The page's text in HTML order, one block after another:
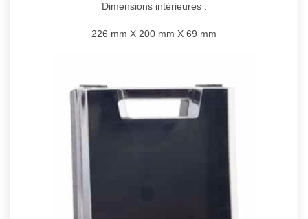
Dimensions intérieures :
226 mm X 200 mm X 69 mm